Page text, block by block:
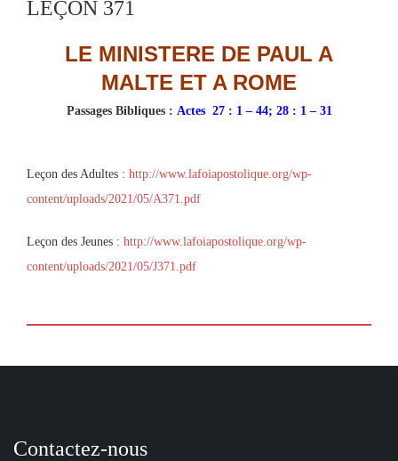
LEÇON 371
LE MINISTERE DE PAUL A
MALTE ET A ROME
Passages Bibliques : Actes 27 : 1 – 44; 28 : 1 – 31
Leçon des Adultes : http://www.lafoiapostolique.org/wp-
content/uploads/2021/05/A371.pdf
Leçon des Jeunes : http://www.lafoiapostolique.org/wp-
content/uploads/2021/05/J371.pdf
Contactez-nous